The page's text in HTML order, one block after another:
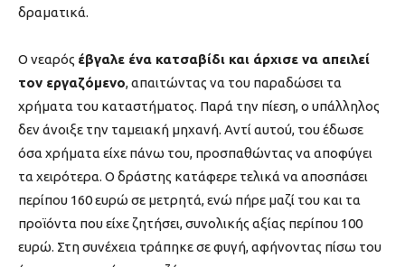
δραματικά.
Ο νεαρός έβγαλε ένα κατσαβίδι και άρχισε να απειλεί
τον εργαζόμενο, απαιτώντας να του παραδώσει τα
χρήματα του καταστήματος. Παρά την πίεση, ο υπάλληλος
δεν άνοιξε την ταμειακή μηχανή. Αντί αυτού, του έδωσε
όσα χρήματα είχε πάνω του, προσπαθώντας να αποφύγει
τα χειρότερα. Ο δράστης κατάφερε τελικά να αποσπάσει
περίπου 160 ευρώ σε μετρητά, ενώ πήρε μαζί του και τα
προϊόντα που είχε ζητήσει, συνολικής αξίας περίπου 100
ευρώ. Στη συνέχεια τράπηκε σε φυγή, αφήνοντας πίσω του